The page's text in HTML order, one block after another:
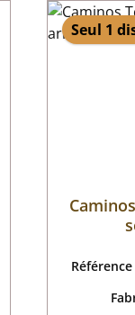
Seul 1